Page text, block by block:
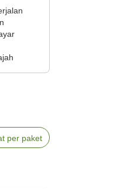
per paket